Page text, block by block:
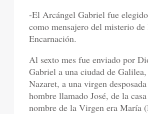
-El Arcángel Gabriel fue
como mensajero del misterio de
Encarnación.
Al sexto mes fue enviado por
Gabriel a una ciudad de
Nazaret, a una virgen
hombre llamado José, de la
nombre de la Virgen era María